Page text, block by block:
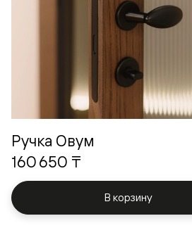
Ручка Овум
160 650 ₸
В корзину